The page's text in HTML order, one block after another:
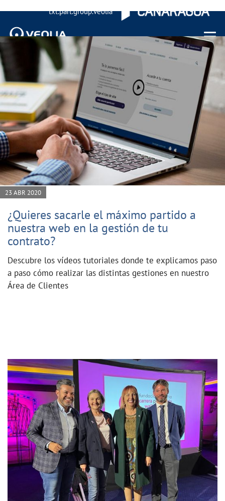
txt.part.group.veolia
Menu
23 ABR 2020
¿Quieres sacarle el máximo partido a
nuestra web en la gestión de tu
contrato?
Descubre los vídeos tutoriales donde te explicamos paso
a paso cómo realizar las distintas gestiones en nuestro
Área de Clientes